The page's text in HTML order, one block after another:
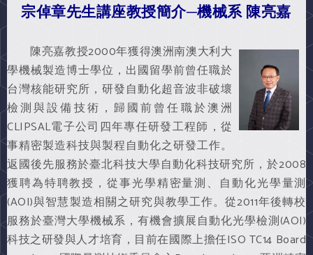
宗倬章先生講座教授簡介─機械系 陳亮嘉
陳亮嘉教授2000年獲得澳洲南澳大利大
學機械製造博士學位，出國留學前曾任職於
台灣核能研究所，研發自動化超音波非破壞
檢測與設備技術，歸國前曾任職於澳洲
CLIPSAL電子公司四年專任研發工程師，從
事精密製造科技與製程自動化之研發工作。
返國後先服務於臺北科技大學自動化科技研究所，於2008
獲聘為特聘教授，從事光學精密量測、自動化光學量測
(AOI)與智慧製造相關之研究與教學工作。從2011年後轉校
服務於臺灣大學機械系，有機會擴展自動化光學檢測(AOI)
科技之研發與人才培育，目前在國際上擔任ISO TC14 Board